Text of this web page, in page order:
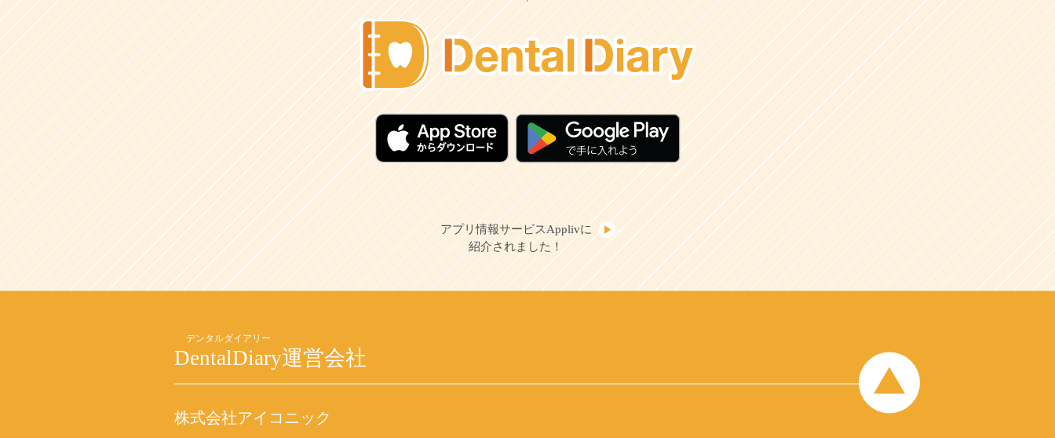
アプリ情報サービスApplivに
紹介されました！
DentalDiary運営会社
株式会社アイコニック